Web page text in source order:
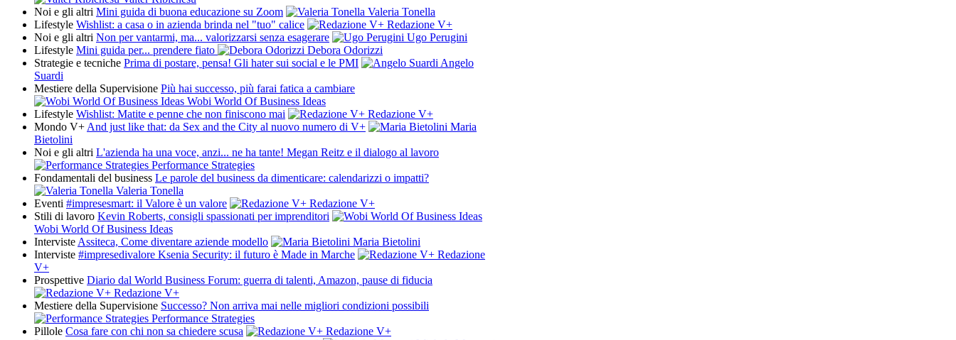
Noi e gli altri Mini guida di buona educazione su Zoom
Valeria Tonella
Lifestyle Wishlist: a casa o in azienda brinda nel "tuo" calice
Redazione V+
Noi e gli altri Non per vantarmi, ma... valorizzarsi senza esagerare
Ugo Perugini
Lifestyle Mini guida per... prendere fiato
Debora Odorizzi
Strategie e tecniche Prima di postare, pensa! Gli hater sui social e le PMI
Angelo
Suardi
Mestiere della Supervisione Più hai successo, più farai fatica a cambiare
Wobi World Of Business Ideas
Lifestyle Wishlist: Matite e penne che non finiscono mai
Redazione V+
Mondo V+ And just like that: da Sex and the City al nuovo numero di V+
Maria
Bietolini
Noi e gli altri L'azienda ha una voce, anzi... ne ha tante! Megan Reitz e il dialogo al lavoro
Performance Strategies
Fondamentali del business Le parole del business da dimenticare: calendarizzi o impatti?
Valeria Tonella
Eventi #impresesmart: il Valore è un valore
Redazione V+
Stili di lavoro Kevin Roberts, consigli spassionati per imprenditori
Wobi World Of Business Ideas
Interviste Assiteca, Come diventare aziende modello
Maria Bietolini
Interviste #impresedivalore Ksenia Security: il futuro è Made in Marche
Redazione
V+
Prospettive Diario dal World Business Forum: guerra di talenti, Amazon, pause di fiducia
Redazione V+
Mestiere della Supervisione Successo? Non arriva mai nelle migliori condizioni possibili
Performance Strategies
Pillole Cosa fare con chi non sa chiedere scusa
Redazione V+